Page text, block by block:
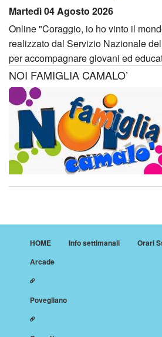
Martedì 04 Agosto 2026
Online "Coraggio, io ho vinto il
realizzato dal Servizio Nazionale
per accompagnare giovani ed
NOI FAMIGLIA CAMALO’
HOME Info settimanali
Orari
Arcade
Povegliano